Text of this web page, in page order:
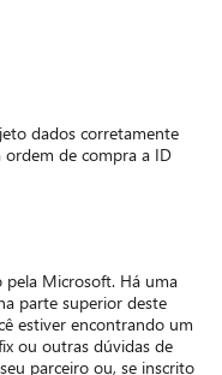
dados corretamente
de compra a ID
Microsoft. Há uma
parte superior deste
estiver encontrando um
ou outras dúvidas de
parceiro ou, se inscrito